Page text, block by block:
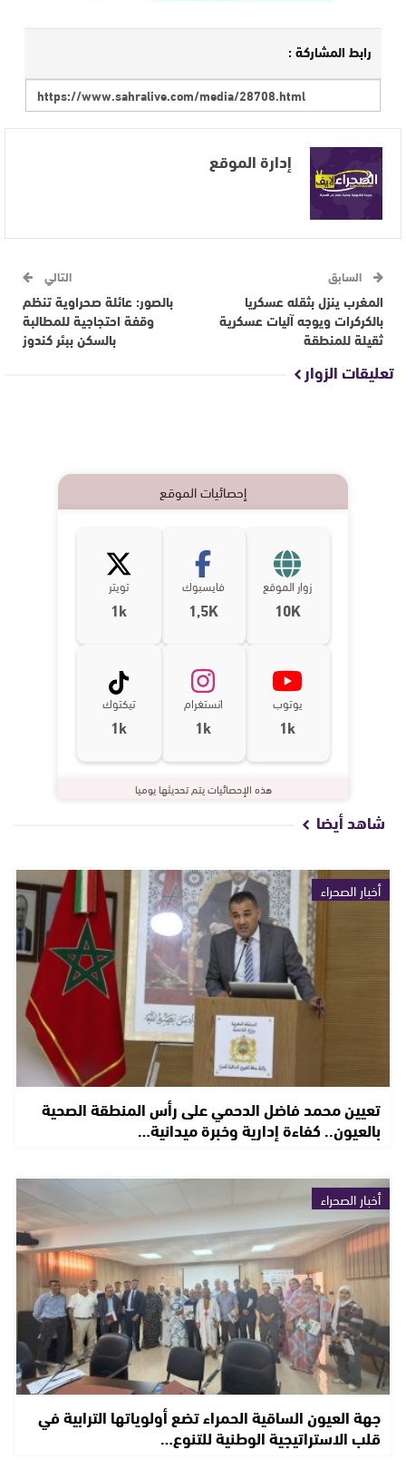
رابط المشاركة :
إدارة الموقع
السابق
المغرب ينزل بثقله عسكريا
بالكركرات ويوجه آليات عسكرية
ثقيلة للمنطقة
التالي
بالصور: عائلة صحراوية تنظم
وقفة احتجاجية للمطالبة
بالسكن ببئر كندوز
تعليقات الزوار
إحصائيات الموقع
زوار الموقع
10K
فايسبوك
1,5K
تويتر
1k
يوتوب
1k
انستغرام
1k
تيكتوك
1k
هذه الإحصائيات يتم تحديثها يوميا
شاهد أيضا
أخبار الصحراء
تعيين محمد فاضل الدحمي على رأس المنطقة الصحية
بالعيون.. كفاءة إدارية وخبرة ميدانية…
أخبار الصحراء
جهة العيون الساقية الحمراء تضع أولوياتها الترابية في
قلب الاستراتيجية الوطنية للتنوع…